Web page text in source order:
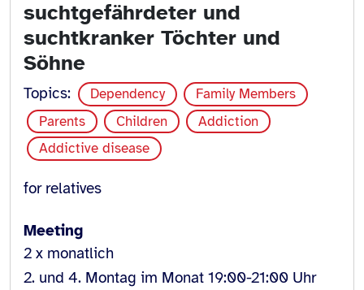
suchtgefährdeter und
suchtkranker Töchter und
Söhne
Topics: Dependency
Family Members
Parents
Children
Addiction
Addictive disease
for relatives
Meeting
2 x monatlich
2. und 4. Montag im Monat 19:00-21:00 Uhr